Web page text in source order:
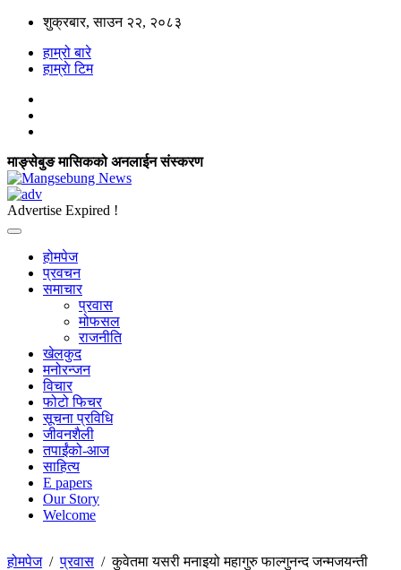
शुक्रबार, साउन २२, २०८३
हाम्रो बारे
हाम्राे टिम
माङ्सेबुङ मासिकको अनलाईन संस्करण
Advertise Expired !
होमपेज
प्रवचन
समाचार
प्रवास
मोफसल
राजनीति
खेलकुद
मनोरन्जन
विचार
फोटो फिचर
सूचना प्रविधि
जीवनशैली
तपाईंको-आज
साहित्य
E papers
Our Story
Welcome
होमपेज/प्रवास /कुवेतमा यसरी मनाइयो महागुरु फाल्गुनन्द जन्मजयन्ती